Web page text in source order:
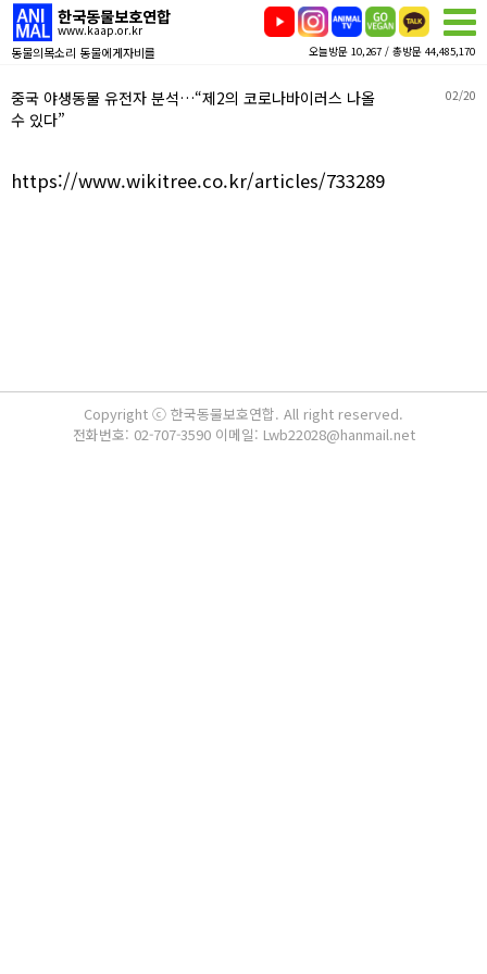
한국동물보호연합
www.kaap.or.kr
동물의목소리 동물에게자비를 오늘방문 10,267 / 총방문 44,485,170
중국 야생동물 유전자 분석…“제2의 코로나바이러스 나올
수 있다”
02/20
https://www.wikitree.co.kr/articles/733289
Copyright ⓒ 한국동물보호연합. All right reserved.
전화번호: 02-707-3590 이메일: Lwb22028@hanmail.net